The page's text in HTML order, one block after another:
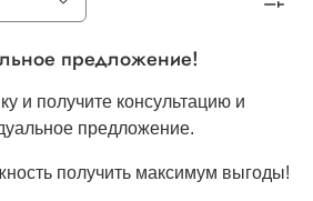
предложение!
и получите консультацию и
предложение.
получить максимум выгоды!